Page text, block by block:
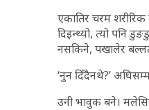
एकातिर चरम शरीरिक
दिइन्थ्यो, त्यो पनि
नसकिने, पखालेर
‘नुन दिँदैनथे?’ अघिसम्म
उनी भावुक बने।